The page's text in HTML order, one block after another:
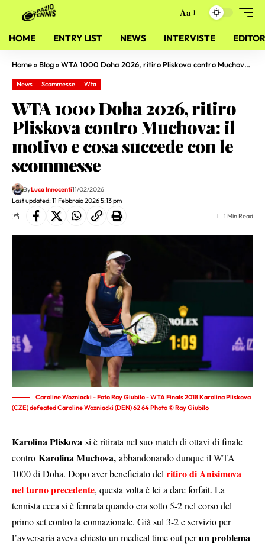
Aa
HOME ENTRY LIST NEWS INTERVISTE
Home» Blog»WTA 1000 Doha 2026, ritiro Pliskova contro Muchova: il motivo e cosa succede con le scommesse
News Scommesse Wta
WTA 1000 Doha 2026, ritiro
Pliskova contro Muchova: il
motivo e cosa succede con le
scommesse
Last updated: 11 Febbraio 2026 5:13 pm
ByLuca Innocenti11/02/2026
1 Min Read
Caroline Wozniacki - Foto Ray Giubilo - WTA Finals 2018 Karolina Pliskova
(CZE) defeated Caroline Wozniacki (DEN) 62 64 Photo © Ray Giubilo
Karolina Pliskova si è ritirata nel suo match di ottavi di finale
contro Karolina Muchova, abbandonando dunque il WTA
1000 di Doha. Dopo aver beneficiato delritiro di Anisimova
nel turno precedente, questa volta è lei a dare forfait. La
tennista ceca si è fermata quando era sotto 5-2 nel corso del
primo set contro la connazionale. Già sul 3-2 e servizio per
l’avversaria aveva chiesto un medical time out perun problema